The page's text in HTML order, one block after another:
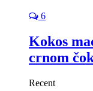
6
Kokos
crnom
Recent